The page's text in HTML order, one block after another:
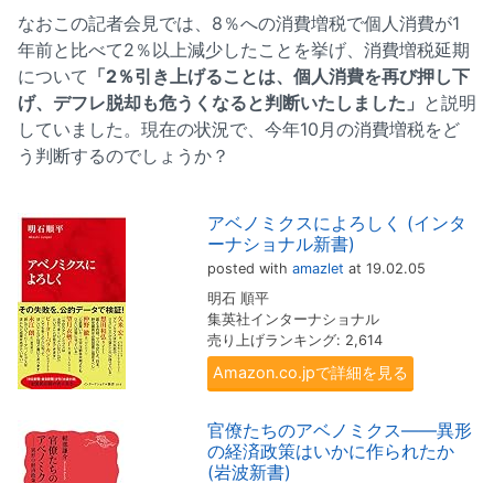
なおこの記者会見では、8％への消費増税で個人消費が1
年前と比べて2％以上減少したことを挙げ、消費増税延期
について 「2％引き上げることは、個人消費を再び押し下
げ、デフレ脱却も危うくなると判断いたしました」 と説明
していました。現在の状況で、今年10月の消費増税をど
う判断するのでしょうか？
アベノミクスによろしく (インタ
ーナショナル新書)
posted with amazlet at 19.02.05
明石 順平
集英社インターナショナル
売り上げランキング: 2,614
Amazon.co.jpで詳細を見る
官僚たちのアベノミクス――異形
の経済政策はいかに作られたか
(岩波新書)